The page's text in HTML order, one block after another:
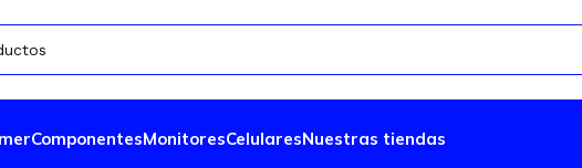
ComponentesMonitoresCelularesNuestras tiendas